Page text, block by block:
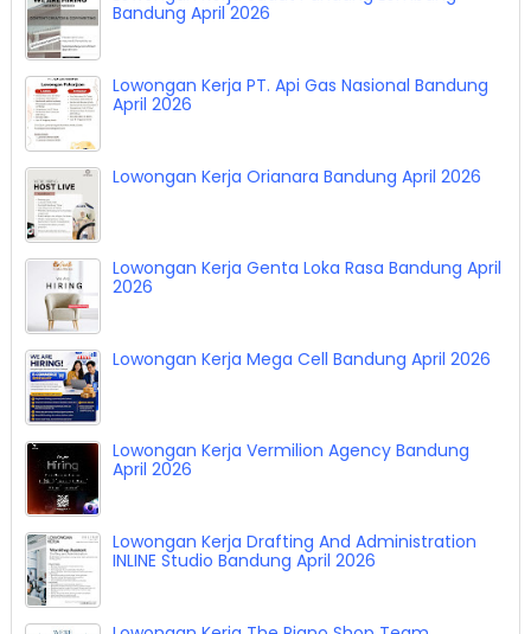
2026
Lowongan Kerja Sudut Pandang Lembang
Bandung April 2026
Lowongan Kerja PT. Api Gas Nasional Bandung
Lowongan Kerja Orianara Bandung April 2026
Lowongan Kerja Genta Loka Rasa Bandung April
Lowongan Kerja Mega Cell Bandung April 2026
Lowongan Kerja Vermilion Agency Bandung
April 2026